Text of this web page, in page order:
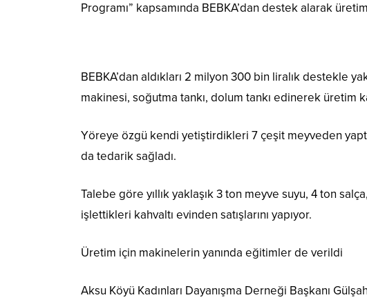
Programı” kapsamında BEBKA’dan destek alarak
BEBKA’dan aldıkları 2 milyon 300 bin liralık destekle
makinesi, soğutma tankı, dolum tankı edinerek üretim
Yöreye özgü kendi yetiştirdikleri 7 çeşit meyveden
da tedarik sağladı.
Talebe göre yıllık yaklaşık 3 ton meyve suyu, 4 ton
işlettikleri kahvaltı evinden satışlarını yapıyor.
Üretim için makinelerin yanında eğitimler de verildi
Aksu Köyü Kadınları Dayanışma Derneği Başkanı